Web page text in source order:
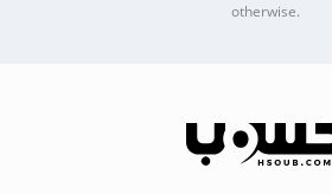
otherwise.